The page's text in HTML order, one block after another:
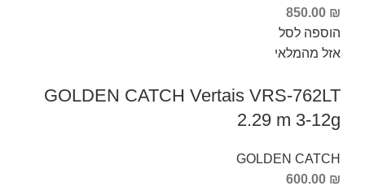
850.00 ₪
הוספה לסל
אזל מהמלאי
GOLDEN CATCH Vertais VRS-762LT
2.29 m 3-12g
GOLDEN CATCH
600.00 ₪